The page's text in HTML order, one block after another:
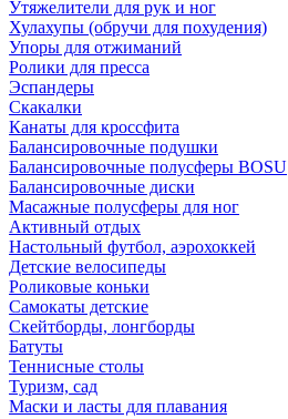
Утяжелители для рук и ног
Хулахупы (обручи для похудения)
Упоры для отжиманий
Ролики для пресса
Эспандеры
Скакалки
Канаты для кроссфита
Балансировочные подушки
Балансировочные полусферы BOSU
Балансировочные диски
Масажные полусферы для ног
Активный отдых
Настольный футбол, аэрохоккей
Детские велосипеды
Роликовые коньки
Самокаты детские
Скейтборды, лонгборды
Батуты
Теннисные столы
Туризм, сад
Маски и ласты для плавания